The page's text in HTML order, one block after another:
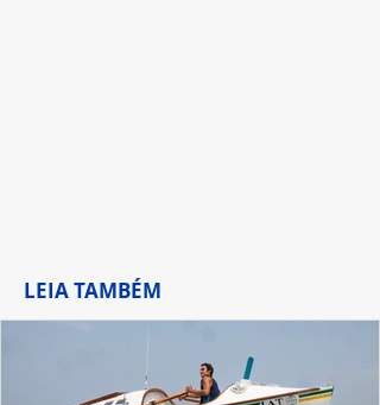
LEIA TAMBÉM